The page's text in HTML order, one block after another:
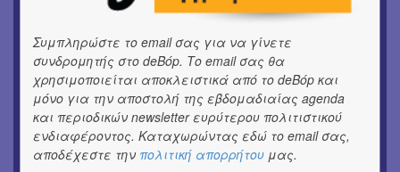
εικόνες και λέξεις
ΘΕΑΤΡΟ / ΧΟΡΟΣ
«Μήδεια» του Ευριπίδη | Σκην.: Nikita Milivojević
ΜΟΥΣΙΚΗ
9o Φεστιβάλ Στρογγύλη στη Σαντορίνη
ΘΕΑΤΡΟ / ΧΟΡΟΣ
Συμπληρώστε το email σας για να γίνετε
συνδρομητής στο deBόp. Το email σας θα
χρησιμοποιείται αποκλειστικά από το deBόp και
μόνο για την αποστολή της εβδομαδιαίας agenda
και περιοδικών newsletter ευρύτερου πολιτιστικού
ενδιαφέροντος. Καταχωρώντας εδώ το email σας,
αποδέχεστε την πολιτική απορρήτου μας.